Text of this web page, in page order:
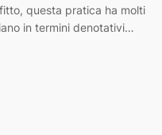
questa pratica ha molti
in termini denotativi…